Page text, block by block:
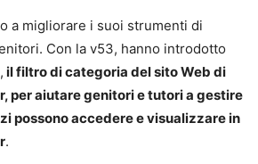
a migliorare i suoi strumenti di
Con la v53, hanno introdotto
il filtro di categoria del sito Web di
per aiutare genitori e tutori a gestire
possono accedere e visualizzare in
.